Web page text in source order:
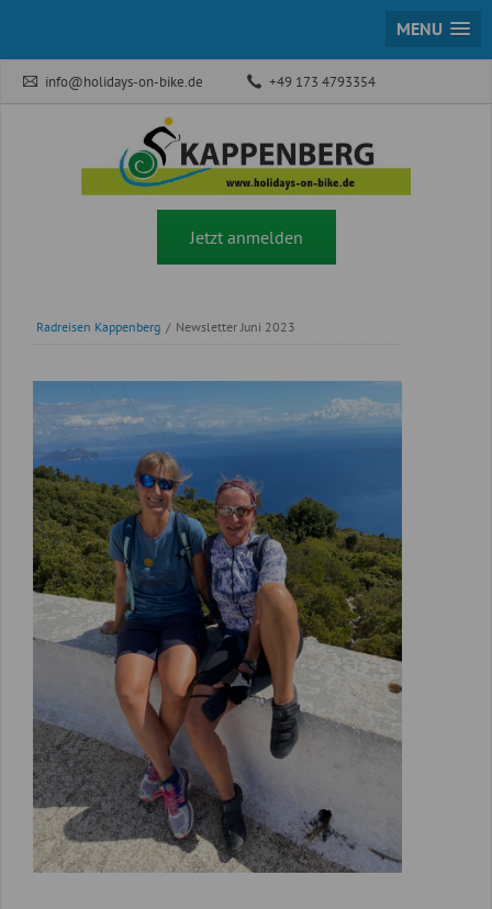
MENU
info@holidays-on-bike.de +49 173 4793354
Jetzt anmelden
Radreisen Kappenberg / Newsletter Juni 2023